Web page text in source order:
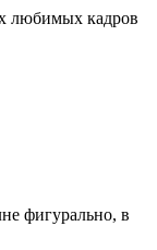
любимых кадров
фигурально, в